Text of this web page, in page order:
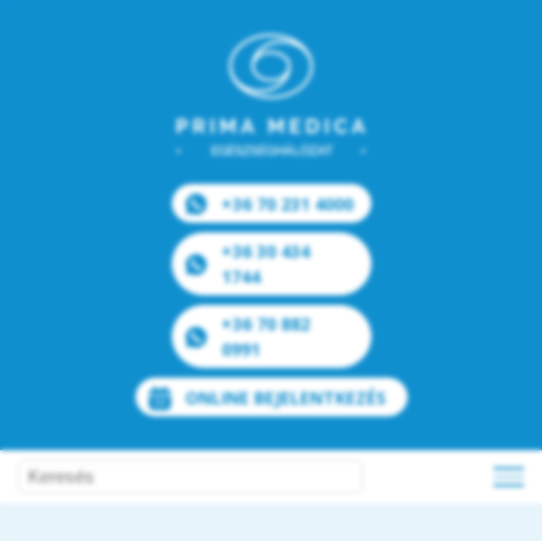
+36 70 231 4000
+36 30 434
1744
+36 70 882
0991
ONLINE BEJELENTKEZÉS